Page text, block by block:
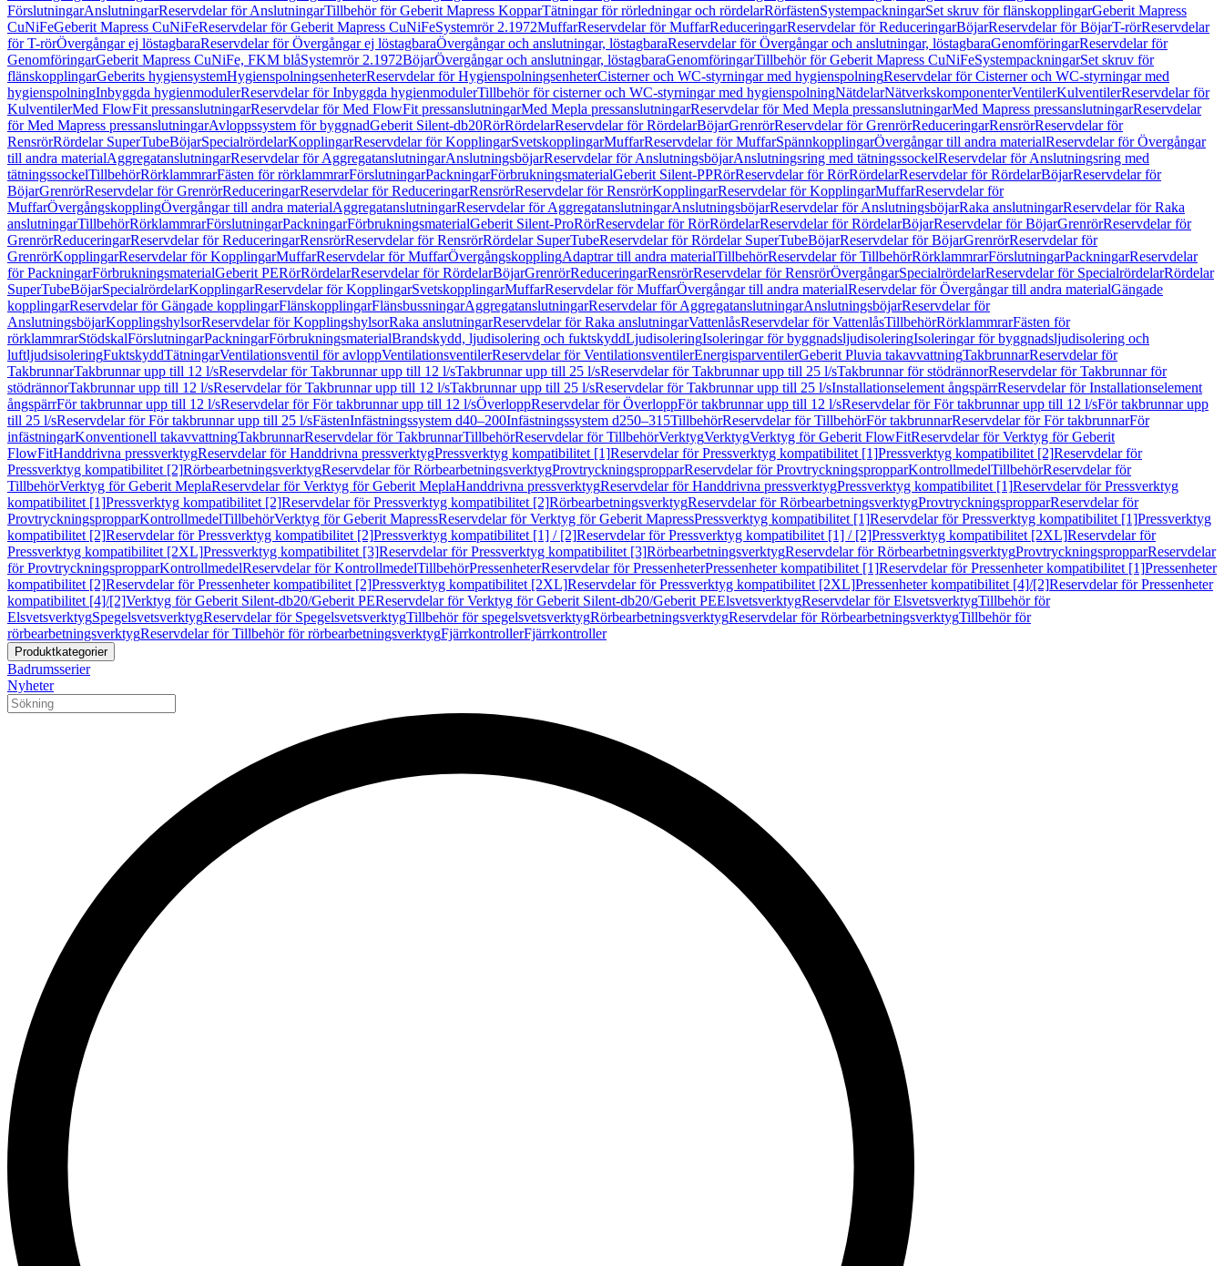
FörslutningarAnslutningarReservdelar för AnslutningarTillbehör för Geberit Mapress KopparTätningar för rörledningar och rördelarRörfästenSystempackningarSet skruv för flänskopplingarGeberit Mapress
CuNiFeGeberit Mapress CuNiFeReservdelar för Geberit Mapress CuNiFeSystemrör 2.1972MuffarReservdelar för MuffarReduceringarReservdelar för ReduceringarBöjarReservdelar för BöjarT-rörReservdelar
för T-rörÖvergångar ej löstagbaraReservdelar för Övergångar ej löstagbaraÖvergångar och anslutningar, löstagbaraReservdelar för Övergångar och anslutningar, löstagbaraGenomföringarReservdelar för
GenomföringarGeberit Mapress CuNiFe, FKM blåSystemrör 2.1972BöjarÖvergångar och anslutningar, löstagbaraGenomföringarTillbehör för Geberit Mapress CuNiFeSystempackningarSet skruv för
flänskopplingarGeberits hygiensystemHygienspolningsenheterReservdelar för HygienspolningsenheterCisterner och WC-styrningar med hygienspolningReservdelar för Cisterner och WC-styrningar med
hygienspolningInbyggda hygienmodulerReservdelar för Inbyggda hygienmodulerTillbehör för cisterner och WC-styrningar med hygienspolningNätdelarNätverkskomponenterVentilerKulventilerReservdelar för
KulventilerMed FlowFit pressanslutningarReservdelar för Med FlowFit pressanslutningarMed Mepla pressanslutningarReservdelar för Med Mepla pressanslutningarMed Mapress pressanslutningarReservdelar
för Med Mapress pressanslutningarAvloppssystem för byggnadGeberit Silent-db20RörRördelarReservdelar för RördelarBöjarGrenrörReservdelar för GrenrörReduceringarRensrörReservdelar för
RensrörRördelar SuperTubeBöjarSpecialrördelarKopplingarReservdelar för KopplingarSvetskopplingarMuffarReservdelar för MuffarSpännkopplingarÖvergångar till andra materialReservdelar för Övergångar
till andra materialAggregatanslutningarReservdelar för AggregatanslutningarAnslutningsböjarReservdelar för AnslutningsböjarAnslutningsring med tätningssockelReservdelar för Anslutningsring med
tätningssockelTillbehörRörklammrarFästen för rörklammrarFörslutningarPackningarFörbrukningsmaterialGeberit Silent-PPRörReservdelar för RörRördelarReservdelar för RördelarBöjarReservdelar för
BöjarGrenrörReservdelar för GrenrörReduceringarReservdelar för ReduceringarRensrörReservdelar för RensrörKopplingarReservdelar för KopplingarMuffarReservdelar för
MuffarÖvergångskopplingÖvergångar till andra materialAggregatanslutningarReservdelar för AggregatanslutningarAnslutningsböjarReservdelar för AnslutningsböjarRaka anslutningarReservdelar för Raka
anslutningarTillbehörRörklammrarFörslutningarPackningarFörbrukningsmaterialGeberit Silent-ProRörReservdelar för RörRördelarReservdelar för RördelarBöjarReservdelar för BöjarGrenrörReservdelar för
GrenrörReduceringarReservdelar för ReduceringarRensrörReservdelar för RensrörRördelar SuperTubeReservdelar för Rördelar SuperTubeBöjarReservdelar för BöjarGrenrörReservdelar för
GrenrörKopplingarReservdelar för KopplingarMuffarReservdelar för MuffarÖvergångskopplingAdaptrar till andra materialTillbehörReservdelar för TillbehörRörklammrarFörslutningarPackningarReservdelar
för PackningarFörbrukningsmaterialGeberit PERörRördelarReservdelar för RördelarBöjarGrenrörReduceringarRensrörReservdelar för RensrörÖvergångarSpecialrördelarReservdelar för SpecialrördelarRördelar
SuperTubeBöjarSpecialrördelarKopplingarReservdelar för KopplingarSvetskopplingarMuffarReservdelar för MuffarÖvergångar till andra materialReservdelar för Övergångar till andra materialGängade
kopplingarReservdelar för Gängade kopplingarFlänskopplingarFlänsbussningarAggregatanslutningarReservdelar för AggregatanslutningarAnslutningsböjarReservdelar för
AnslutningsböjarKopplingshylsorReservdelar för KopplingshylsorRaka anslutningarReservdelar för Raka anslutningarVattenlåsReservdelar för VattenlåsTillbehörRörklammrarFästen för
rörklammrarStödskalFörslutningarPackningarFörbrukningsmaterialBrandskydd, ljudisolering och fuktskyddLjudisoleringIsoleringar för byggnadsljudisoleringIsoleringar för byggnadsljudisolering och
luftljudsisoleringFuktskyddTätningarVentilationsventil för avloppVentilationsventilerReservdelar för VentilationsventilerEnergisparventilerGeberit Pluvia takavvattningTakbrunnarReservdelar för
TakbrunnarTakbrunnar upp till 12 l/sReservdelar för Takbrunnar upp till 12 l/sTakbrunnar upp till 25 l/sReservdelar för Takbrunnar upp till 25 l/sTakbrunnar för stödrännorReservdelar för Takbrunnar för
stödrännorTakbrunnar upp till 12 l/sReservdelar för Takbrunnar upp till 12 l/sTakbrunnar upp till 25 l/sReservdelar för Takbrunnar upp till 25 l/sInstallationselement ångspärrReservdelar för Installationselement
ångspärrFör takbrunnar upp till 12 l/sReservdelar för För takbrunnar upp till 12 l/sÖverloppReservdelar för ÖverloppFör takbrunnar upp till 12 l/sReservdelar för För takbrunnar upp till 12 l/sFör takbrunnar upp
till 25 l/sReservdelar för För takbrunnar upp till 25 l/sFästenInfästningssystem d40–200Infästningssystem d250–315TillbehörReservdelar för TillbehörFör takbrunnarReservdelar för För takbrunnarFör
infästningarKonventionell takavvattningTakbrunnarReservdelar för TakbrunnarTillbehörReservdelar för TillbehörVerktygVerktygVerktyg för Geberit FlowFitReservdelar för Verktyg för Geberit
FlowFitHanddrivna pressverktygReservdelar för Handdrivna pressverktygPressverktyg kompatibilitet [1]Reservdelar för Pressverktyg kompatibilitet [1]Pressverktyg kompatibilitet [2]Reservdelar för
Pressverktyg kompatibilitet [2]RörbearbetningsverktygReservdelar för RörbearbetningsverktygProvtryckningspropparReservdelar för ProvtryckningspropparKontrollmedelTillbehörReservdelar för
TillbehörVerktyg för Geberit MeplaReservdelar för Verktyg för Geberit MeplaHanddrivna pressverktygReservdelar för Handdrivna pressverktygPressverktyg kompatibilitet [1]Reservdelar för Pressverktyg
kompatibilitet [1]Pressverktyg kompatibilitet [2]Reservdelar för Pressverktyg kompatibilitet [2]RörbearbetningsverktygReservdelar för RörbearbetningsverktygProvtryckningspropparReservdelar för
ProvtryckningspropparKontrollmedelTillbehörVerktyg för Geberit MapressReservdelar för Verktyg för Geberit MapressPressverktyg kompatibilitet [1]Reservdelar för Pressverktyg kompatibilitet [1]Pressverktyg
kompatibilitet [2]Reservdelar för Pressverktyg kompatibilitet [2]Pressverktyg kompatibilitet [1] / [2]Reservdelar för Pressverktyg kompatibilitet [1] / [2]Pressverktyg kompatibilitet [2XL]Reservdelar för
Pressverktyg kompatibilitet [2XL]Pressverktyg kompatibilitet [3]Reservdelar för Pressverktyg kompatibilitet [3]RörbearbetningsverktygReservdelar för RörbearbetningsverktygProvtryckningspropparReservdelar
för ProvtryckningspropparKontrollmedelReservdelar för KontrollmedelTillbehörPressenheterReservdelar för PressenheterPressenheter kompatibilitet [1]Reservdelar för Pressenheter kompatibilitet [1]Pressenheter
kompatibilitet [2]Reservdelar för Pressenheter kompatibilitet [2]Pressverktyg kompatibilitet [2XL]Reservdelar för Pressverktyg kompatibilitet [2XL]Pressenheter kompatibilitet [4]/[2]Reservdelar för Pressenheter
kompatibilitet [4]/[2]Verktyg för Geberit Silent-db20/Geberit PEReservdelar för Verktyg för Geberit Silent-db20/Geberit PEElsvetsverktygReservdelar för ElsvetsverktygTillbehör för
ElsvetsverktygSpegelsvetsverktygReservdelar för SpegelsvetsverktygTillbehör för spegelsvetsverktygRörbearbetningsverktygReservdelar för RörbearbetningsverktygTillbehör för
rörbearbetningsverktygReservdelar för Tillbehör för rörbearbetningsverktygFjärrkontrollerFjärrkontroller
Produktkategorier
Badrumsserier
Nyheter